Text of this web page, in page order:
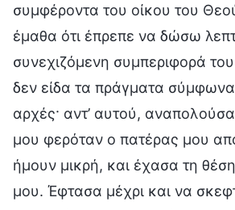
συμφέροντα του οίκου του
έμαθα ότι έπρεπε να δώσω
συνεχιζόμενη συμπεριφορά
δεν είδα τα πράγματα σύμφωνα
αρχές· αντ’ αυτού,
μου φερόταν ο πατέρας μου
ήμουν μικρή, και έχασα τη
μου. Έφτασα μέχρι και να